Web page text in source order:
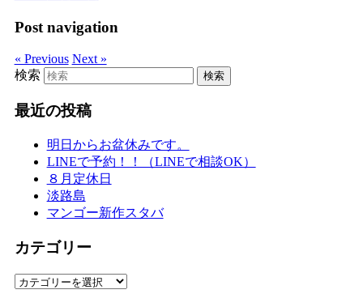
Post navigation
« Previous Next »
検索
最近の投稿
明日からお盆休みです。
LINEで予約！！（LINEで相談OK）
８月定休日
淡路島
マンゴー新作スタバ
カテゴリー
カ